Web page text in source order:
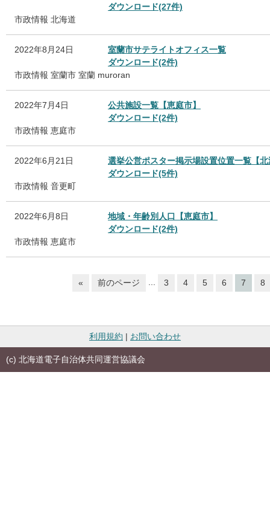
ダウンロード(27件)
市政情報 北海道
2022年8月24日
室蘭市サテライトオフィス一覧
ダウンロード(2件)
市政情報 室蘭市 室蘭 muroran
2022年7月4日
公共施設一覧【恵庭市】
ダウンロード(2件)
市政情報 恵庭市
2022年6月21日
選挙公営ポスター掲示場設置位置一覧【
ダウンロード(5件)
市政情報 音更町
2022年6月8日
地域・年齢別人口【恵庭市】
ダウンロード(2件)
市政情報 恵庭市
« 前のページ ... 3 4 5 6 7 8
利用規約 | お問い合わせ
(c) 北海道電子自治体共同運営協議会